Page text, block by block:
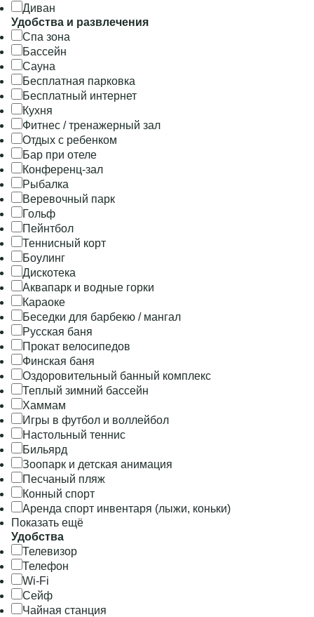
Диван
Удобства и развлечения
Спа зона
Бассейн
Сауна
Бесплатная парковка
Бесплатный интернет
Кухня
Фитнес / тренажерный зал
Отдых с ребенком
Бар при отеле
Конференц-зал
Рыбалка
Веревочный парк
Гольф
Пейнтбол
Теннисный корт
Боулинг
Дискотека
Аквапарк и водные горки
Караоке
Беседки для барбекю / мангал
Русская баня
Прокат велосипедов
Финская баня
Оздоровительный банный комплекс
Теплый зимний бассейн
Хаммам
Игры в футбол и воллейбол
Настольный теннис
Бильярд
Зоопарк и детская анимация
Песчаный пляж
Конный спорт
Аренда спорт инвентаря (лыжи, коньки)
Показать ещё
Удобства
Телевизор
Телефон
Wi-Fi
Сейф
Чайная станция